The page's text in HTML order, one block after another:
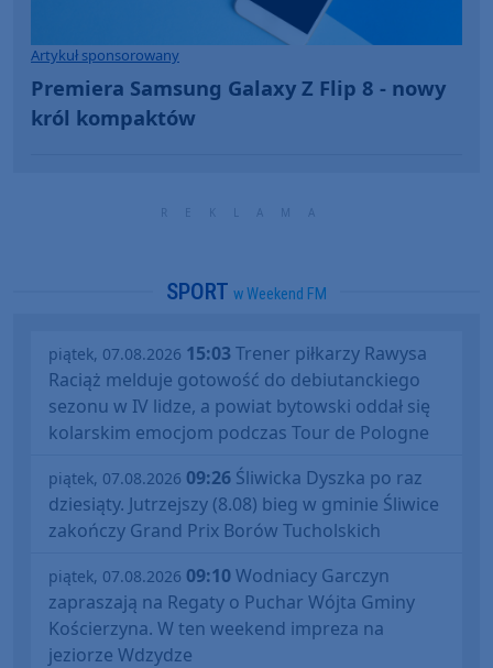
Artykuł sponsorowany
Premiera Samsung Galaxy Z Flip 8 - nowy
król kompaktów
SPORT w Weekend FM
piątek, 07.08.2026 15:03Trener piłkarzy Rawysa
Raciąż melduje gotowość do debiutanckiego
sezonu w IV lidze, a powiat bytowski oddał się
kolarskim emocjom podczas Tour de Pologne
piątek, 07.08.2026 09:26 Śliwicka Dyszka po raz
dziesiąty. Jutrzejszy (8.08) bieg w gminie Śliwice
zakończy Grand Prix Borów Tucholskich
piątek, 07.08.2026 09:10Wodniacy Garczyn
zapraszają na Regaty o Puchar Wójta Gminy
Kościerzyna. W ten weekend impreza na
jeziorze Wdzydze